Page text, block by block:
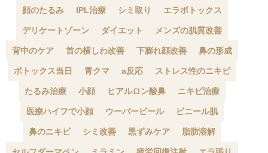
顔のたるみ IPL治療 シミ取り エラボトックス
デリケートゾーン ダイエット メンズの肌質改善
背中のケア 首の横しわ改善 下膨れ顔改善 鼻の形成
ボトックス当日 青クマ a反応 ストレス性のニキビ
たるみ治療 小顔 ヒアルロン酸鼻 ニキビ治療
医療ハイフで小顔 ウーバーピール ビニール肌
鼻のニキビ シミ改善 黒ずみケア 脂肪溶解